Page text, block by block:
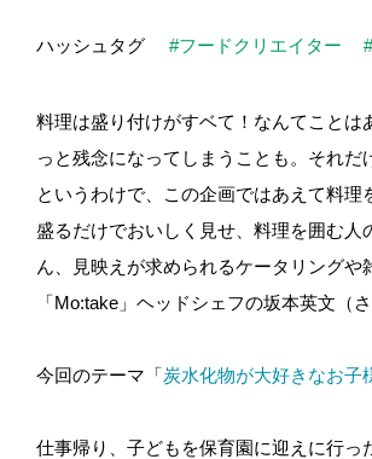
ハッシュタグ #フードクリエイター
料理は盛り付けがすベて！なんてことは
っと残念になってしまうことも。それだ
というわけで、この企画ではあえて料理
盛るだけでおいしく見せ、料理を囲む人
ん、見映えが求められるケータリングや
「Mo:take」ヘッドシェフの坂本英文（
今回のテーマ「炭水化物が大好きなお子
仕事帰り、子どもを保育園に迎えに行